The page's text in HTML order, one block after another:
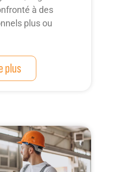
à des
plus ou
plus